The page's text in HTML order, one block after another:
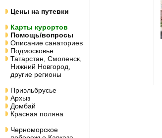
Цены на путевки
Карты курортов
Помощь/вопросы
Описание санаториев
Подмосковье
Татарстан, Смоленск,
Нижний Новгород,
другие регионы
Приэльбрусье
Архыз
Домбай
Красная поляна
Черноморское